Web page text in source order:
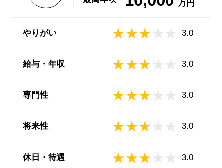
万円
やりがい 3.0
給与・年収 3.0
専門性 3.0
将来性 3.0
休日・待遇 3.0